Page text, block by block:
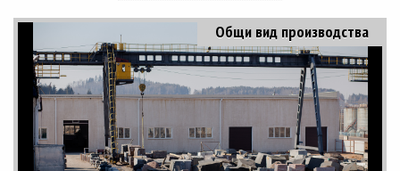
Общи вид производства